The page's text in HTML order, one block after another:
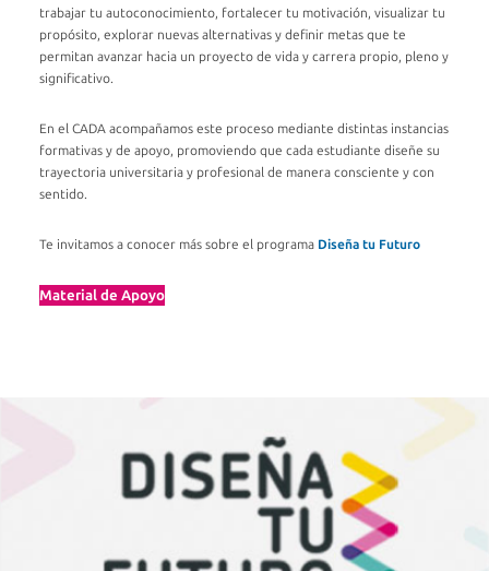
trabajar tu autoconocimiento, fortalecer tu motivación, visualizar tu
propósito, explorar nuevas alternativas y definir metas que te
permitan avanzar hacia un proyecto de vida y carrera propio, pleno y
significativo.
En el CADA acompañamos este proceso mediante distintas instancias
formativas y de apoyo, promoviendo que cada estudiante diseñe su
trayectoria universitaria y profesional de manera consciente y con
sentido.
Te invitamos a conocer más sobre el programa Diseña tu Futuro
Material de Apoyo